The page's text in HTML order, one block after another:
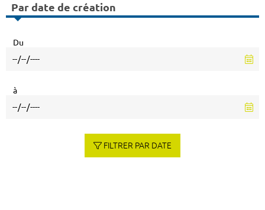
Par date de création
Du
à
FILTRER PAR DATE